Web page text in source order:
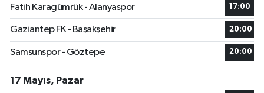
Fatih Karagümrük - Alanyaspor
17:00
Gaziantep FK - Başakşehir 20:00
Samsunspor - Göztepe 20:00
17 Mayıs, Pazar